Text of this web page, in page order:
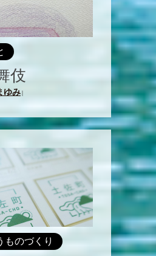
伎
ゆみ
ものづくり